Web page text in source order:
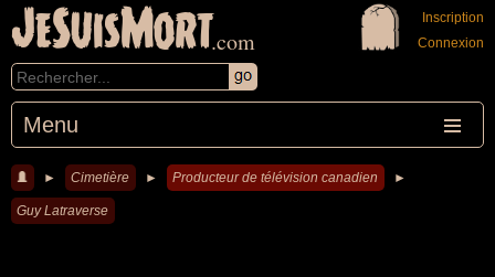
JeSuisMort.com
Menu
Inscription
Connexion
► Cimetière ► Producteur de télévision canadien ►
Guy Latraverse